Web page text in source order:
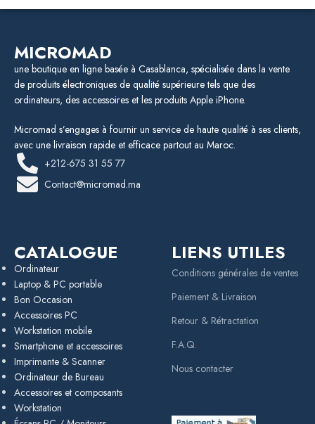
MICROMAD
une boutique en ligne basée à Casablanca, spécialisée dans la vente
de produits électroniques de qualité supérieure tels que des
ordinateurs, des accessoires et les produits Apple iPhone.
Micromad s’engages à fournir un service de haute qualité à ses clients,
avec une livraison rapide et efficace partout au Maroc.
+212-675 31 55 77
Contact@micromad.ma
CATALOGUE
Ordinateur
Laptop & PC portable
Bon Occasion
Accessoires PC
Workstation mobile
Smartphone et accessoires
Imprimante & Scanner
Ordinateur de Bureau
Accessoires et composants
Workstation
LIENS UTILES
Conditions générales de ventes
Paiement & Livraison
Retour & Rétractation
F.A.Q.
Nous contacter